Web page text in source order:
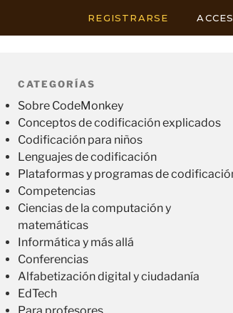
REGISTRARSE
CATEGORÍAS
Sobre CodeMonkey
Conceptos de codificación explicados
Codificación para niños
Lenguajes de codificación
Plataformas y programas de
Competencias
Ciencias de la computación y
matemáticas
Informática y más allá
Conferencias
Alfabetización digital y ciudadanía
EdTech